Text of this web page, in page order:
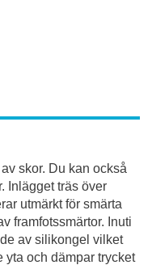
skor. Du kan också
Inlägget träs över
utmärkt för smärta
framfotssmärtor. Inuti
av silikongel vilket
yta och dämpar trycket